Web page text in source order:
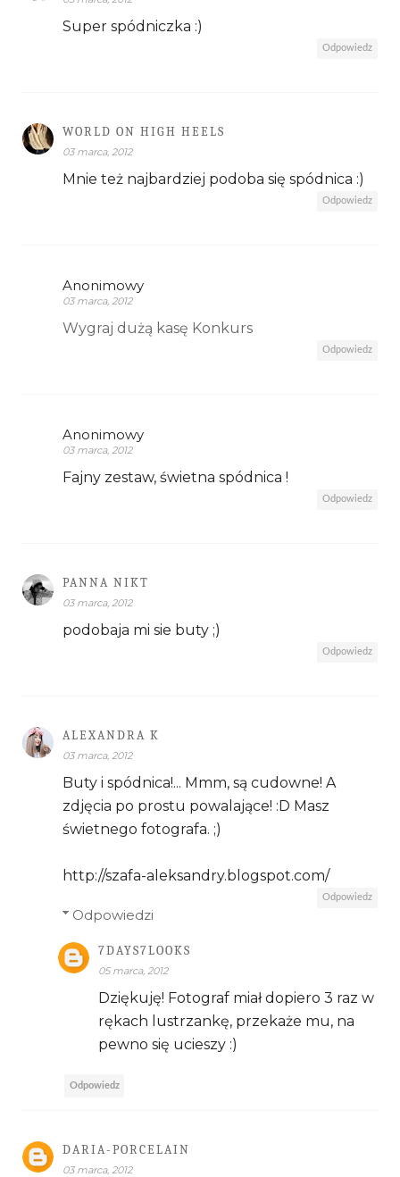
Super spódniczka :)
Odpowiedz
WORLD ON HIGH HEELS
03 marca, 2012
Mnie też najbardziej podoba się spódnica :)
Odpowiedz
Anonimowy
03 marca, 2012
Wygraj dużą kasę Konkurs
Odpowiedz
Anonimowy
03 marca, 2012
Fajny zestaw, świetna spódnica !
Odpowiedz
PANNA NIKT
03 marca, 2012
podobaja mi sie buty ;)
Odpowiedz
ALEXANDRA K
03 marca, 2012
Buty i spódnica!... Mmm, są cudowne! A
zdjęcia po prostu powalające! :D Masz
świetnego fotografa. ;)
http://szafa-aleksandry.blogspot.com/
Odpowiedz
Odpowiedzi
7DAYS7LOOKS
05 marca, 2012
Dziękuję! Fotograf miał dopiero 3 raz w
rękach lustrzankę, przekaże mu, na
pewno się ucieszy :)
Odpowiedz
DARIA-PORCELAIN
03 marca, 2012